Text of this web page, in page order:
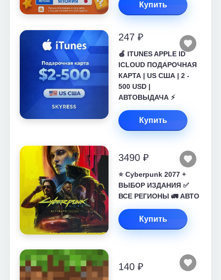
Купить
247 ₽
🍎 ITUNES APPLE ID
ICLOUD ПОДАРОЧНАЯ
КАРТА | US США | 2 -
500 USD |
АВТОВЫДАЧА ⚡️
Купить
3490 ₽
⭐ Cyberpunk 2077 +
ВЫБОР ИЗДАНИЯ ✅
ВСЕ РЕГИОНЫ 🚛 АВТО
Купить
140 ₽